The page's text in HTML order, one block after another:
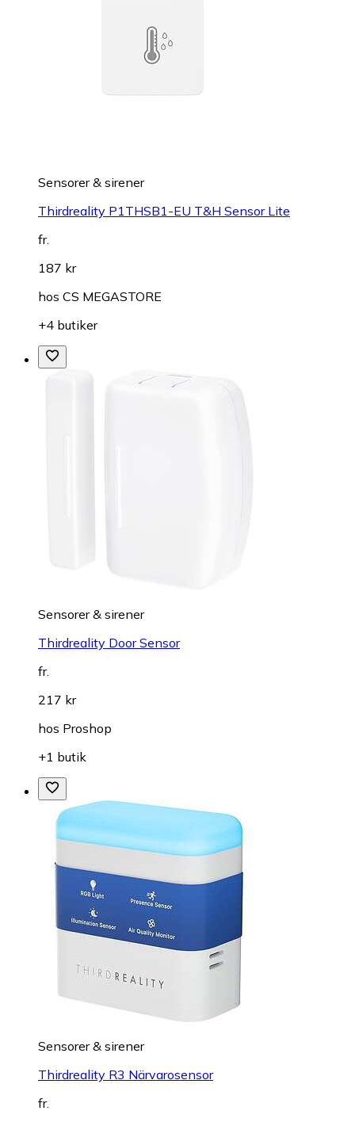
Sensorer & sirener
Thirdreality P1THSB1-EU T&H Sensor Lite
fr.
187 kr
hos CS MEGASTORE
+4 butiker
Sensorer & sirener
Thirdreality Door Sensor
fr.
217 kr
hos Proshop
+1 butik
Sensorer & sirener
Thirdreality R3 Närvarosensor
fr.